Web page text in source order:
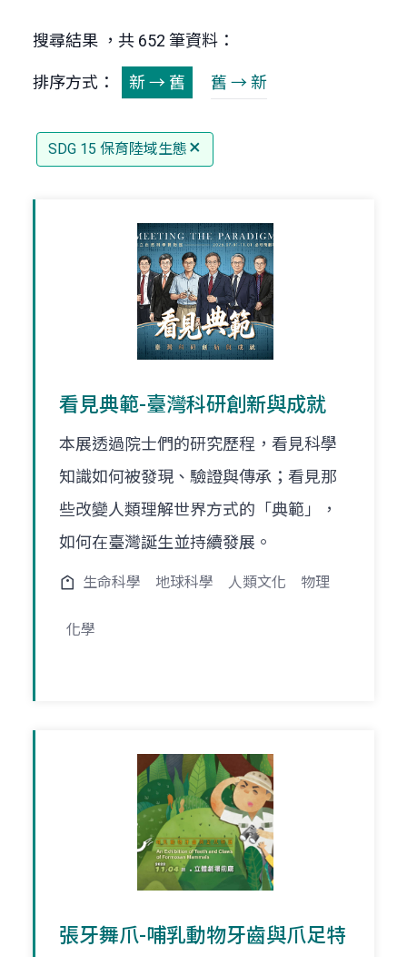
搜尋結果 ，共 652 筆資料：
排序方式： 新 → 舊 舊 → 新
SDG 15 保育陸域生態
看見典範-臺灣科研創新與成就
本展透過院士們的研究歷程，看見科學
知識如何被發現、驗證與傳承；看見那
些改變人類理解世界方式的「典範」，
如何在臺灣誕生並持續發展。
生命科學 地球科學 人類文化 物理
化學
張牙舞爪-哺乳動物牙齒與爪足特